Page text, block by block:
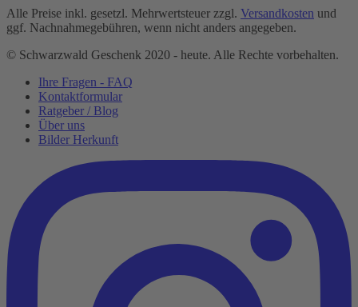
Alle Preise inkl. gesetzl. Mehrwertsteuer zzgl. Versandkosten und
ggf. Nachnahmegebühren, wenn nicht anders angegeben.
© Schwarzwald Geschenk 2020 - heute. Alle Rechte vorbehalten.
Ihre Fragen - FAQ
Kontaktformular
Ratgeber / Blog
Über uns
Bilder Herkunft